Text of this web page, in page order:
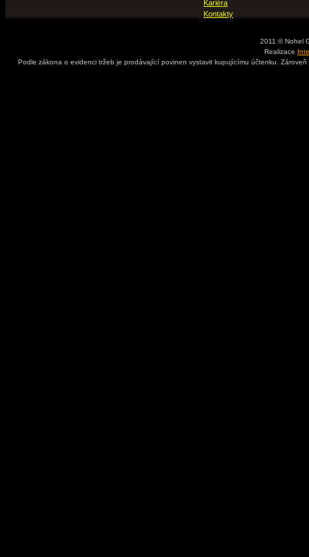
Kariéra
Kontakty
2011 © Nohel
Realizace
Podle zákona o evidenci tržeb je prodávající povinen vystavit kupujícímu účtenku.